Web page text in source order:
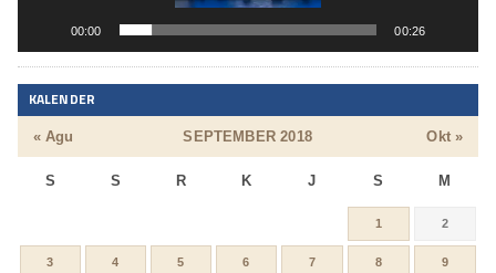
00:00 00:26
KALENDER
SEPTEMBER 2018
S S R K J S M
« Agu Okt »
1 2
3 4 5 6 7 8 9